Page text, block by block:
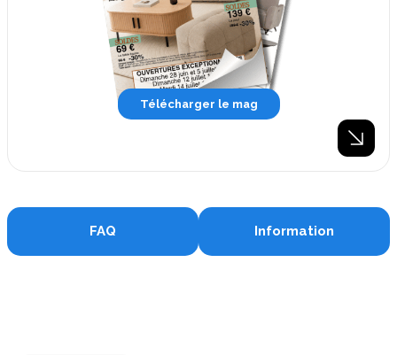
Télécharger le mag
FAQ Information